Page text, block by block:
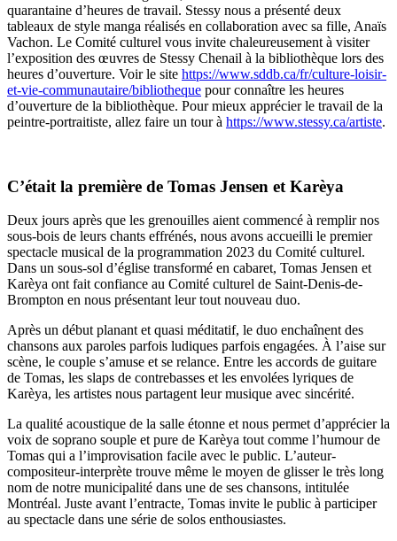
quarantaine d’heures de travail. Stessy nous a présenté deux
tableaux de style manga réalisés en collaboration avec sa fille, Anaïs
Vachon. Le Comité culturel vous invite chaleureusement à visiter
l’exposition des œuvres de Stessy Chenail à la bibliothèque lors des
heures d’ouverture. Voir le site https://www.sddb.ca/fr/culture-loisir-
et-vie-communautaire/bibliotheque pour connaître les heures
d’ouverture de la bibliothèque. Pour mieux apprécier le travail de la
peintre-portraitiste, allez faire un tour à https://www.stessy.ca/artiste.
C’était la première de Tomas Jensen et Karèya
Deux jours après que les grenouilles aient commencé à remplir nos
sous-bois de leurs chants effrénés, nous avons accueilli le premier
spectacle musical de la programmation 2023 du Comité culturel.
Dans un sous-sol d’église transformé en cabaret, Tomas Jensen et
Karèya ont fait confiance au Comité culturel de Saint-Denis-de-
Brompton en nous présentant leur tout nouveau duo.
Après un début planant et quasi méditatif, le duo enchaînent des
chansons aux paroles parfois ludiques parfois engagées. À l’aise sur
scène, le couple s’amuse et se relance. Entre les accords de guitare
de Tomas, les slaps de contrebasses et les envolées lyriques de
Karèya, les artistes nous partagent leur musique avec sincérité.
La qualité acoustique de la salle étonne et nous permet d’apprécier la
voix de soprano souple et pure de Karèya tout comme l’humour de
Tomas qui a l’improvisation facile avec le public. L’auteur-
compositeur-interprète trouve même le moyen de glisser le très long
nom de notre municipalité dans une de ses chansons, intitulée
Montréal. Juste avant l’entracte, Tomas invite le public à participer
au spectacle dans une série de solos enthousiastes.